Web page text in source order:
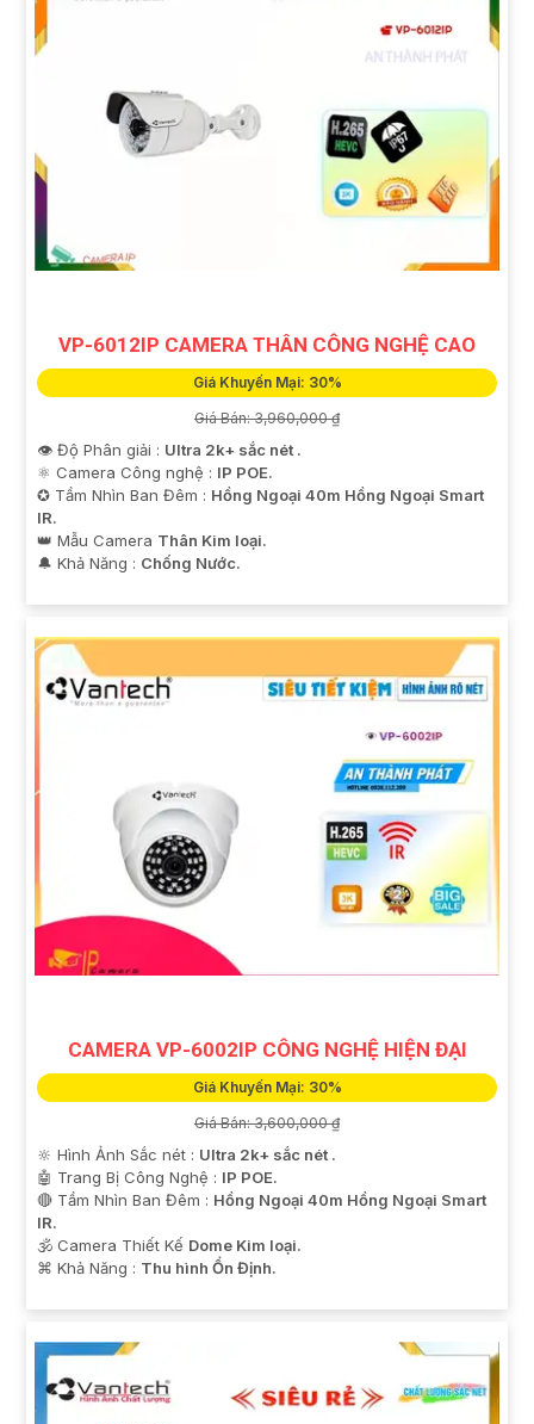
VP-6012IP CAMERA THÂN CÔNG NGHỆ CAO
Giá Khuyến Mại: 30%
Giá Bán: 3,960,000 ₫
👁 Độ Phân giải : Ultra 2k+ sắc nét .
⚛️ Camera Công nghệ : IP POE.
✪ Tầm Nhìn Ban Đêm : Hồng Ngoại 40m Hồng Ngoại Smart
IR.
👑 Mẫu Camera Thân Kim loại.
️🔔 Khả Năng : Chống Nước.
CAMERA VP-6002IP CÔNG NGHỆ HIỆN ĐẠI
Giá Khuyến Mại: 30%
Giá Bán: 3,600,000 ₫
🔆 Hình Ảnh Sắc nét : Ultra 2k+ sắc nét .
🤖️ Trang Bị Công Nghệ : IP POE.
🔴 Tầm Nhìn Ban Đêm : Hồng Ngoại 40m Hồng Ngoại Smart
IR.
🕉️ Camera Thiết Kế Dome Kim loại.
️⌘ Khả Năng : Thu hình Ổn Định.